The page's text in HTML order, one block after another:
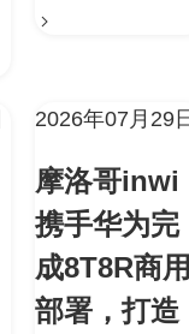
2026年07月29
摩洛哥inwi
携手华为完
成8T8R商
部署，打造